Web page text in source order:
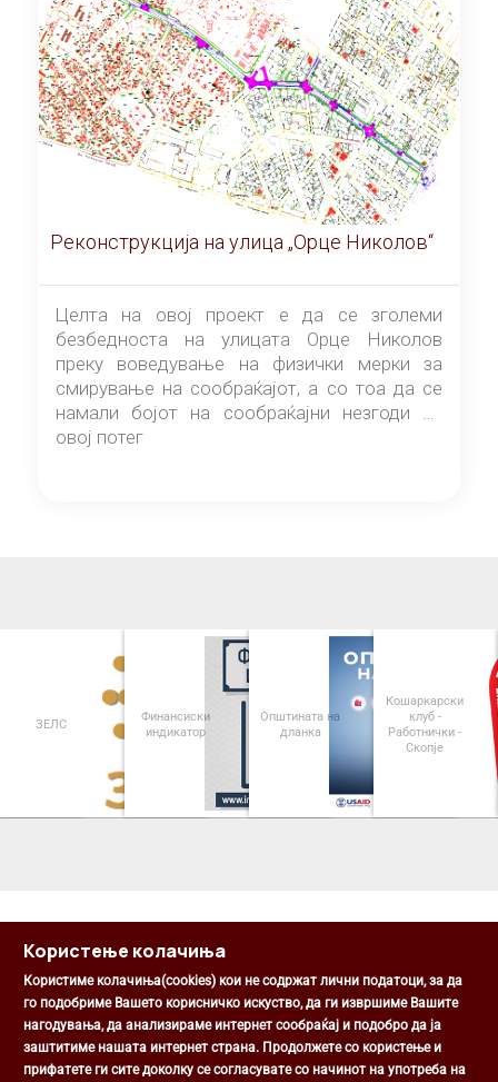
Реконструкција на улица „Орце Николов“
Целта на овој проект е да се зголеми
безбедноста на улицата Орце Николов
преку воведување на физички мерки за
смирување на сообраќајот, а со тоа да се
намали бојот на сообраќајни незгоди на
овој потег
ЗЕЛС
Финансиски
индикатор
Општината на
дланка
Кошаркарски
клуб -
Работнички -
Скопје
Општина Центар
Михаил Цоков бр. 1, Скопје
Користење колачиња
Користиме колачиња(cookies) кои не содржат лични податоци, за да
го подобриме Вашето корисничко искуство, да ги извршиме Вашите
нагодувања, да анализираме интернет сообраќај и подобро да ја
заштитиме нашата интернет страна. Продолжете со користење и
прифатете ги сите доколку се согласувате со начинот на употреба на